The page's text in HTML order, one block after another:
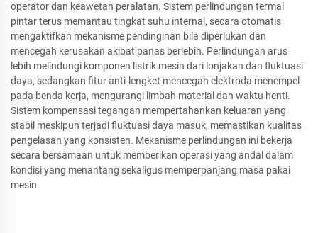
operator dan keawetan peralatan. Sistem perlindungan termal
pintar terus memantau tingkat suhu internal, secara otomatis
mengaktifkan mekanisme pendinginan bila diperlukan dan
mencegah kerusakan akibat panas berlebih. Perlindungan arus
lebih melindungi komponen listrik mesin dari lonjakan dan fluktuasi
daya, sedangkan fitur anti-lengket mencegah elektroda menempel
pada benda kerja, mengurangi limbah material dan waktu henti.
Sistem kompensasi tegangan mempertahankan keluaran yang
stabil meskipun terjadi fluktuasi daya masuk, memastikan kualitas
pengelasan yang konsisten. Mekanisme perlindungan ini bekerja
secara bersamaan untuk memberikan operasi yang andal dalam
kondisi yang menantang sekaligus memperpanjang masa pakai
mesin.